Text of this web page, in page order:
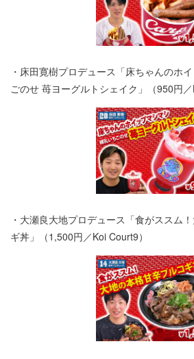
・床田寛樹プロデュース「床ちゃんのホ
ごのせ 苺ヨーグルトシェイク」（950円／
・大瀬良大地プロデュース「食がススム
ギ丼」（1,500円／Koi Court9）